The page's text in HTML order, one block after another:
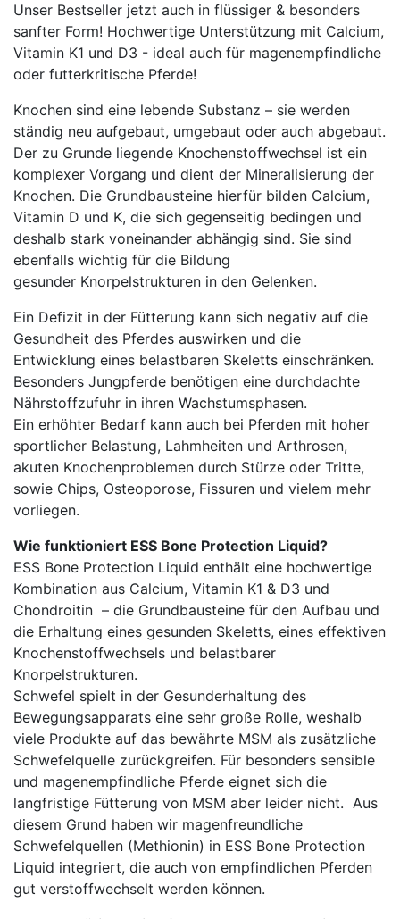
Unser Bestseller jetzt auch in flüssiger & besonders
sanfter Form! Hochwertige Unterstützung mit Calcium,
Vitamin K1 und D3 - ideal auch für magenempfindliche
oder futterkritische Pferde!
Knochen sind eine lebende Substanz – sie werden
ständig neu aufgebaut, umgebaut oder auch abgebaut.
Der zu Grunde liegende Knochenstoffwechsel ist ein
komplexer Vorgang und dient der Mineralisierung der
Knochen. Die Grundbausteine hierfür bilden Calcium,
Vitamin D und K, die sich gegenseitig bedingen und
deshalb stark voneinander abhängig sind. Sie sind
ebenfalls wichtig für die Bildung
gesunder Knorpelstrukturen in den Gelenken.
Ein Defizit in der Fütterung kann sich negativ auf die
Gesundheit des Pferdes auswirken und die
Entwicklung eines belastbaren Skeletts einschränken.
Besonders Jungpferde benötigen eine durchdachte
Nährstoffzufuhr in ihren Wachstumsphasen.
Ein erhöhter Bedarf kann auch bei Pferden mit hoher
sportlicher Belastung, Lahmheiten und Arthrosen,
akuten Knochenproblemen durch Stürze oder Tritte,
sowie Chips, Osteoporose, Fissuren und vielem mehr
vorliegen.
Wie funktioniert ESS Bone Protection Liquid?
ESS Bone Protection Liquid enthält eine hochwertige
Kombination aus Calcium, Vitamin K1 & D3 und
Chondroitin – die Grundbausteine für den Aufbau und
die Erhaltung eines gesunden Skeletts, eines effektiven
Knochenstoffwechsels und belastbarer
Knorpelstrukturen.
Schwefel spielt in der Gesunderhaltung des
Bewegungsapparats eine sehr große Rolle, weshalb
viele Produkte auf das bewährte MSM als zusätzliche
Schwefelquelle zurückgreifen. Für besonders sensible
und magenempfindliche Pferde eignet sich die
langfristige Fütterung von MSM aber leider nicht. Aus
diesem Grund haben wir magenfreundliche
Schwefelquellen (Methionin) in ESS Bone Protection
Liquid integriert, die auch von empfindlichen Pferden
gut verstoffwechselt werden können.